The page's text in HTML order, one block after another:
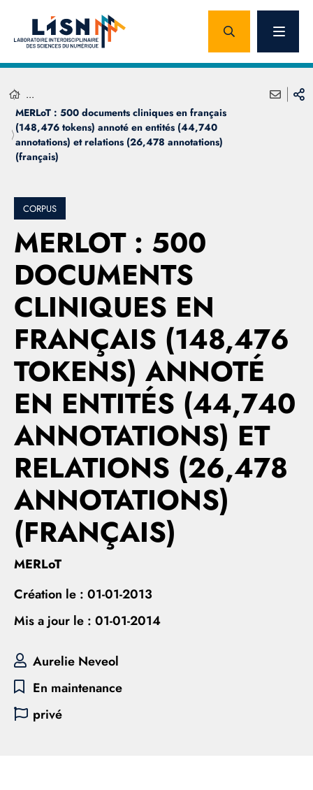
...
MERLoT : 500 documents cliniques en français
(148,476 tokens) annoté en entités (44,740
annotations) et relations (26,478 annotations)
(français)
CORPUS
MERLOT : 500
DOCUMENTS
CLINIQUES EN
FRANÇAIS (148,476
TOKENS) ANNOTÉ
EN ENTITÉS (44,740
ANNOTATIONS) ET
RELATIONS (26,478
ANNOTATIONS)
(FRANÇAIS)
MERLoT
Création le : 01-01-2013
Mis a jour le : 01-01-2014
Aurelie Neveol
En maintenance
privé